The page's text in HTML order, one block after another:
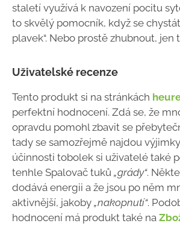
staletí využívá k navození pocitu
to skvělý pomocník, když se
plavek“. Nebo prostě zhubnout, jen
Uživatelské recenze
Tento produkt si na stránkách
perfektní hodnocení. Zdá se, že
opravdu pomohl zbavit se
tady se samozřejmě najdou
účinnosti tobolek si uživatelé také
tenhle Spalovač tuků „grády“.
dodává energii a že jsou po něm
aktivnější, jakoby „nakopnutí“.
hodnocení má produkt také na